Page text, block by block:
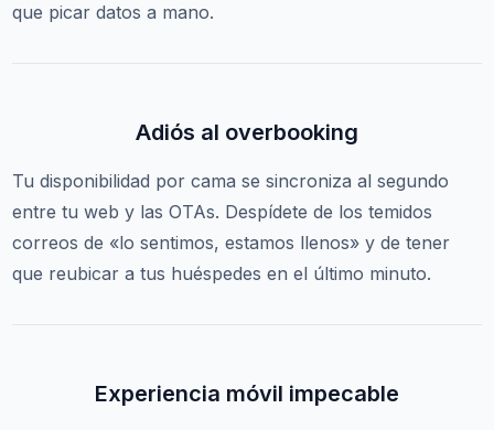
que picar datos a mano.
Adiós al overbooking
Tu disponibilidad por cama se sincroniza al segundo
entre tu web y las OTAs. Despídete de los temidos
correos de «lo sentimos, estamos llenos» y de tener
que reubicar a tus huéspedes en el último minuto.
Experiencia móvil impecable